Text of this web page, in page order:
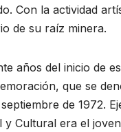
Con la actividad
de su raíz minera.
años del inicio de
que se
septiembre de 1972.
y Cultural era el